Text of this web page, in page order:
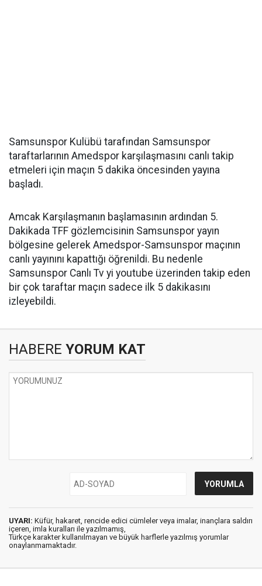
Samsunspor Kulübü tarafından Samsunspor
taraftarlarının Amedspor karşılaşmasını canlı takip
etmeleri için maçın 5 dakika öncesinden yayına
başladı.
Amcak Karşılaşmanın başlamasının ardından 5.
Dakikada TFF gözlemcisinin Samsunspor yayın
bölgesine gelerek Amedspor-Samsunspor maçının
canlı yayınını kapattığı öğrenildi. Bu nedenle
Samsunspor Canlı Tv yi youtube üzerinden takip eden
bir çok taraftar maçın sadece ilk 5 dakikasını
izleyebildi.
HABERE YORUM KAT
UYARI: Küfür, hakaret, rencide edici cümleler veya imalar, inançlara saldırı
içeren, imla kuralları ile yazılmamış,
Türkçe karakter kullanılmayan ve büyük harflerle yazılmış yorumlar
onaylanmamaktadır.